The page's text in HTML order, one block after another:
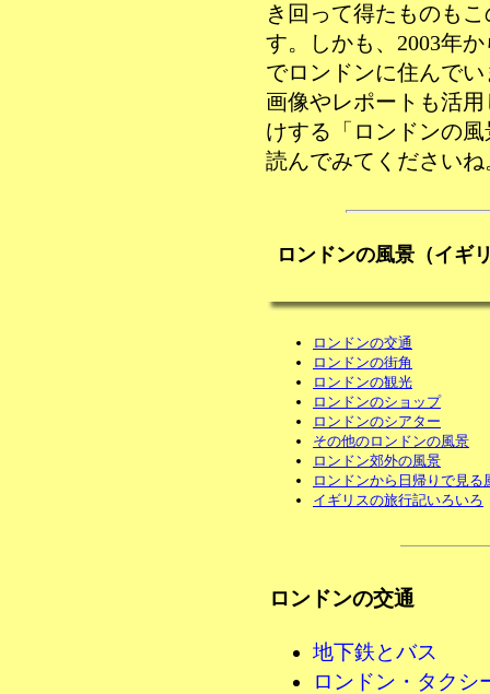
き回って得たものも
す。しかも、2003年
でロンドンに住んで
画像やレポートも活
けする「ロンドンの
読んでみてくださいね
ロンドンの風景（イギ
ロンドンの交通
ロンドンの街角
ロンドンの観光
ロンドンのショップ
ロンドンのシアター
その他のロンドンの風景
ロンドン郊外の風景
ロンドンから日帰りで見る
イギリスの旅行記いろいろ
ロンドンの交通
地下鉄とバス
ロンドン・タクシ